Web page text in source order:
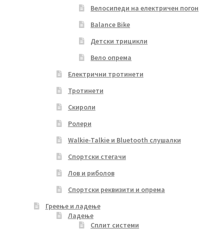
Велосипеди на електричен погон
Balance Bike
Детски трицикли
Вело опрема
Електрични тротинети
Тротинети
Скироли
Ролери
Walkie-Talkie и Bluetooth слушалки
Спортски стегачи
Лов и риболов
Спортски реквизити и опрема
Греење и ладење
Ладење
Сплит системи